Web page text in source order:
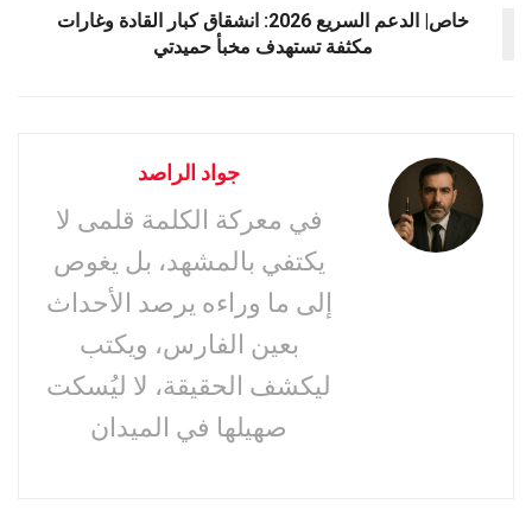
خاص| الدعم السريع 2026: انشقاق كبار القادة وغارات
مكثفة تستهدف مخبأ حميدتي
جواد الراصد
في معركة الكلمة قلمى لا
يكتفي بالمشهد، بل يغوص
إلى ما وراءه يرصد الأحداث
بعين الفارس، ويكتب
ليكشف الحقيقة، لا ليُسكت
صهيلها في الميدان